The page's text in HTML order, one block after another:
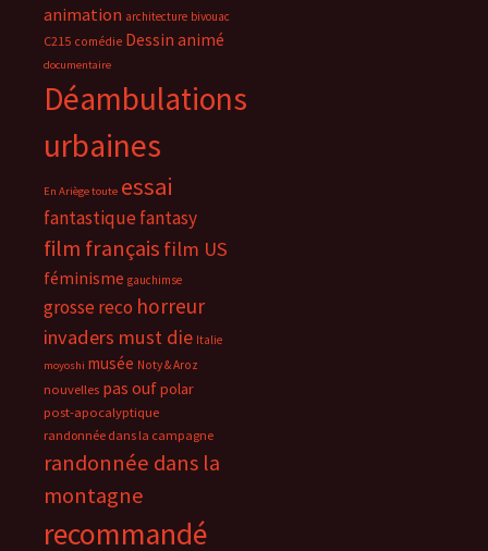
animation architecture bivouac
C215 comédie Dessin animé
documentaire
Déambulations
urbaines
En Ariège toute essai
fantastiquefantasy
film français film US
féminisme gauchimse
grosse reco horreur
invaders must die Italie
moyoshi musée Noty & Aroz
nouvelles pas oufpolar
post-apocalyptique
randonnée dans la campagne
randonnée dans la
montagne
recommandé